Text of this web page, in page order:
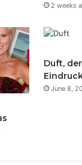
2 weeks
Duft,
June 8,